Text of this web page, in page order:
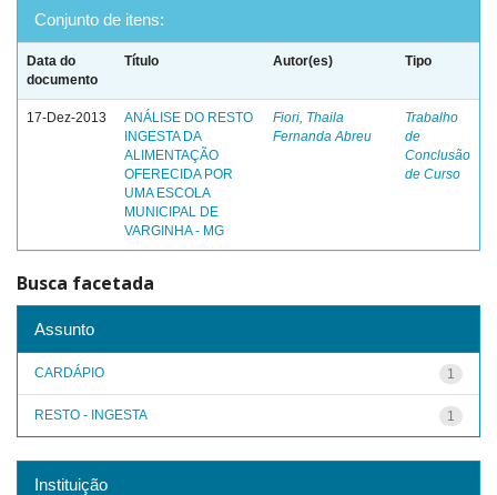
Conjunto de itens:
Data do
documento
Título Autor(es) Tipo
17-Dez-2013
ANÁLISE DO RESTO
INGESTA DA
ALIMENTAÇÃO
OFERECIDA POR
UMA ESCOLA
MUNICIPAL DE
VARGINHA - MG
Fiori, Thaila
Fernanda Abreu
Trabalho
de
Conclusão
de Curso
Busca facetada
Assunto
1
CARDÁPIO
1
RESTO - INGESTA
Instituição